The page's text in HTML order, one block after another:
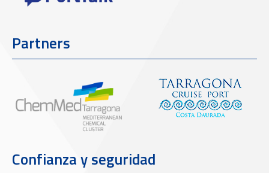
Partners
Confianza y seguridad